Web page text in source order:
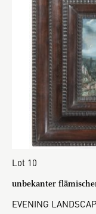
Lot 10
unbekanter
EVENING